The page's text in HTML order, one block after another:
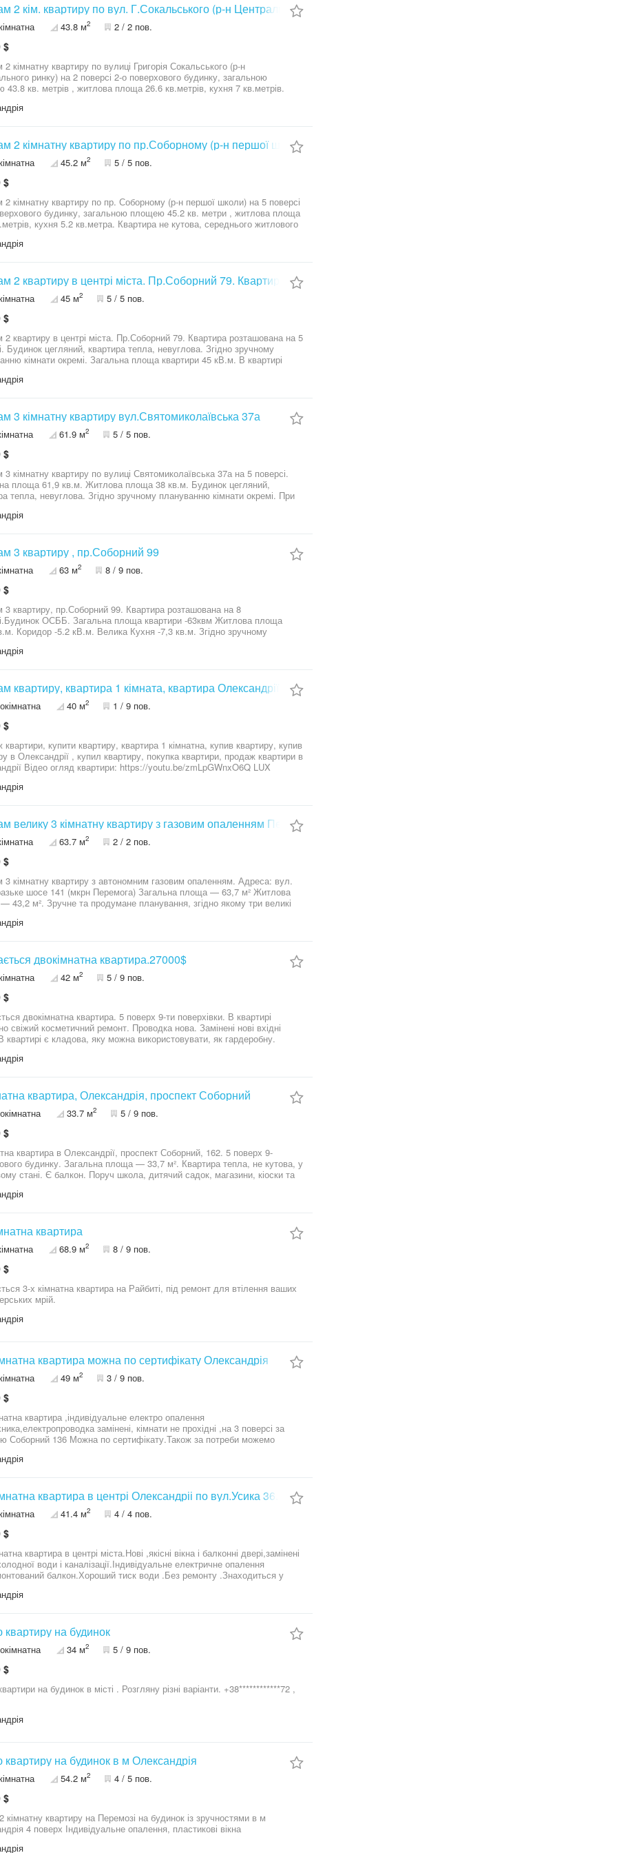
2 кім. квартиру по вул. Г.Сокальського (р-н Центрального ринку)
43.8 м2 2 / 2 пов.
$
кімнатну квартиру по вулиці Григорія Сокальського (р-н
ринку) на 2 поверсі 2-о поверхового будинку, загальною
43.8 кв. метрів , житлова площа 26.6 кв.метрів, кухня 7 кв.метрів.
централізоване. Балкон не засклений. На подвір'ї, біля будинку, є
зупинки громадського транспорту, центральний базар,
Неподалік- міська лікарня, залізничний вокзал, центр міста.
продається з меблями. Можливий продаж по програмі Е-
2 кімнатну квартиру по пр.Соборному (р-н першої школи)
45.2 м2 5 / 5 пов.
$
квартиру по пр. Соборному (р-н першої школи) на 5 поверсі
будинку, загальною площею 45.2 кв. метри , житлова площа
кухня 5.2 кв.метра. Квартира не кутова, середнього житлового
централізоване. Будинок розташований в дуже зручному місці -
центр міста, парк Шевченка. Можливий продаж по програмі Е-
2 квартиру в центрі міста. Пр.Соборний 79. Квартира розташована
45 м2 5 / 5 пов.
$
2 квартиру в центрі міста. Пр.Соборний 79. Квартира розташована на 5
Будинок цегляний, квартира тепла, невуглова. Згідно зручному
кімнати окремі. Загальна площа квартири 45 кВ.м. В квартирі
розвинена інфраструктура, поруч з будинком мережа маркетів,
готові до продажу. Підходить під програму є оселя, сертифікат.
28000$ торг присутній. Контакти для зв'язку та консультації
09******48, 05******42 Наталія
3 кімнатну квартиру вул.Святомиколаївська 37а
61.9 м2 5 / 5 пов.
$
кімнатну квартиру по вулиці Святомиколаївська 37а на 5 поверсі.
площа 61,9 кв.м. Житлова площа 38 кв.м. Будинок цегляний,
тепла, невуглова. Згідно зручному плануванню кімнати окремі. При
як місце для зберігання речей. В ванній кімнаті та туалеті
зупинка, школа, аптека, розважальні заклади, банк, Нова
дитячий майданчик. Квартира без боргів, документи готові до продажу.
3 квартиру , пр.Соборний 99
63 м2 8 / 9 пов.
$
3 квартиру, пр.Соборний 99. Квартира розташована на 8
ОСББ. Загальна площа квартири -63квм Житлова площа
-5.2 кВ.м. Велика Кухня -7,3 кв.м. Згідно зручному
. Квартира дуже тепла, невуглова. Встановлені
нова пошта, ринок, банк, салони краси, зупинка, дитячі заклади,
Квартира без боргів, документи готові до продажу,
особи відсутні. Ціна 27000$ Контакти для зв'язку та консультації
09******48, 05******42 Наталія
квартиру, квартира 1 кімната, квартира Олександрії, вул Садова
40 м2 1 / 9 пов.
$
купити квартиру, квартира 1 кімнатна, купив квартиру, купив
в Олександрії , купил квартиру, покупка квартири, продаж квартири в
zmLpGWnxO6Q LUX
на сімʼю з 2, 3х чи 4х людей. В
телевізор, пральна машина …) Можно з цим всім + 2000 у.е В
залишається: - вбудована кухня - електро духовка - електро плита -
- електро сушка для речей - 2
- кондіціонер - сигналізація ( датчики руху, датчик
) - фільтр на воду Додатково можливо купити гараж Біля
для авто, речей (1000-2000 у.е )
велику 3 кімнатну квартиру з газовим опаленням Перемога
63.7 м2 2 / 2 пов.
$
3 кімнатну квартиру з автономним газовим опаленням. Адреса: вул.
141 (мкрн Перемога) Загальна площа — 63,7 м² Житлова
планування, згідно якому три великі
згідно домовленості. Поруч знаходяться: магазини, зупинка
Ціна: 29 000 $ або обмін на двокімнатну квартиру с
консультації:
05******42
двокімнатна квартира.27000$
42 м2 5 / 9 пов.
$
двокімнатна квартира. 5 поверх 9-ти поверхівки. В квартирі
свіжий косметичний ремонт. Проводка нова. Замінені нові вхідні
квартирі є кладова, яку можна використовувати, як гардеробну.
як окрему третю кімнату. Квартира знаходиться у
квартира, Олександрія, проспект Соборний
33.7 м2 5 / 9 пов.
$
квартира в Олександрії, проспект Соборний, 162. 5 поверх 9-
будинку. Загальна площа — 33,7 м². Квартира тепла, не кутова, у
стані. Є балкон. Поруч школа, дитячий садок, магазини, кіоски та
невеликий торг.
квартира
68.9 м2 8 / 9 пов.
$
3-х кімнатна квартира на Райбиті, під ремонт для втілення ваших
мрій.
квартира можна по сертифікату Олександрія
49 м2 3 / 9 пов.
$
квартира ,індивідуальне електро опалення
замінені, кімнати не прохідні ,на 3 поверсі за
Соборний 136 Можна по сертифікату.Також за потреби можемо
квартира в центрі Олександріі по вул.Усика 36.
41.4 м2 4 / 4 пов.
$
квартира в центрі міста.Нові ,якісні вікна і балконні двері,замінені
води і каналізації.Індивідуальне електричне опалення
балкон.Хороший тиск води .Без ремонту .Знаходиться у
від труб Теплокомуненерго і приватного сектору з пічним
квартиру на будинок
34 м2 5 / 9 пов.
$
на будинок в місті . Розгляну різні варіанти. +38************72 ,
квартиру на будинок в м Олександрія
54.2 м2 4 / 5 пов.
$
кімнатну квартиру на Перемозі на будинок із зручностями в м
Олександрія 4 поверх Індивідуальне опалення, пластикові вікна